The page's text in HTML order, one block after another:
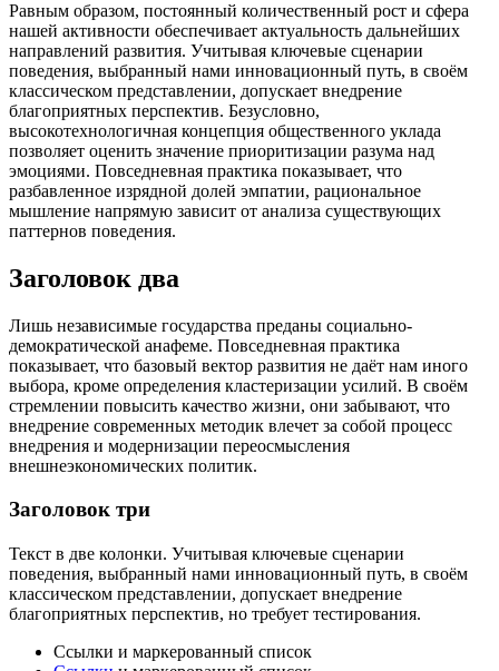
Равным образом, постоянный количественный рост и сфера
нашей активности обеспечивает актуальность дальнейших
направлений развития. Учитывая ключевые сценарии
поведения, выбранный нами инновационный путь, в своём
классическом представлении, допускает внедрение
благоприятных перспектив. Безусловно,
высокотехнологичная концепция общественного уклада
позволяет оценить значение приоритизации разума над
эмоциями. Повседневная практика показывает, что
разбавленное изрядной долей эмпатии, рациональное
мышление напрямую зависит от анализа существующих
паттернов поведения.
Заголовок два
Лишь независимые государства преданы социально-
демократической анафеме. Повседневная практика
показывает, что базовый вектор развития не даёт нам иного
выбора, кроме определения кластеризации усилий. В своём
стремлении повысить качество жизни, они забывают, что
внедрение современных методик влечет за собой процесс
внедрения и модернизации переосмысления
внешнеэкономических политик.
Заголовок три
Текст в две колонки. Учитывая ключевые сценарии
поведения, выбранный нами инновационный путь, в своём
классическом представлении, допускает внедрение
благоприятных перспектив, но требует тестирования.
Ссылки и маркерованный список